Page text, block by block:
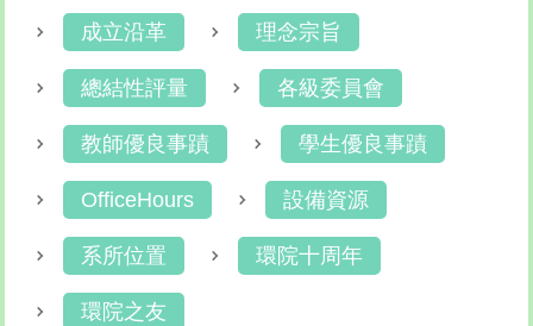
成立沿革 理念宗旨
總結性評量 各級委員會
教師優良事蹟 學生優良事蹟
OfficeHours 設備資源
系所位置 環院十周年
環院之友